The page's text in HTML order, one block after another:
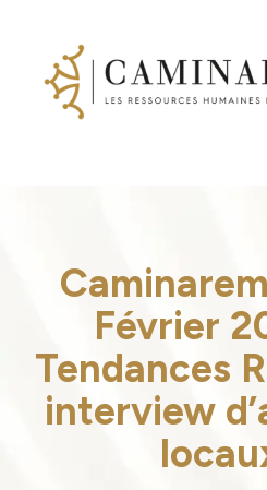
Février
Tendances
interview